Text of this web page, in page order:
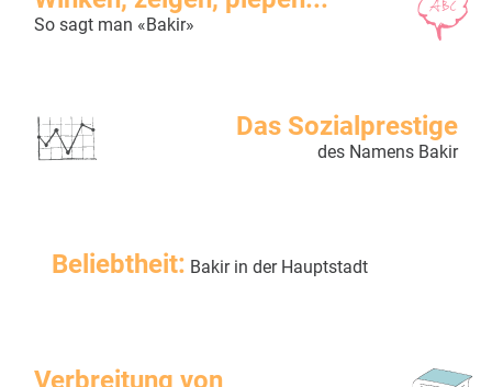
So sagt man «Bakir»
Das Sozialprestige
des Namens Bakir
Beliebtheit: Bakir in der Hauptstadt
Verbreitung von